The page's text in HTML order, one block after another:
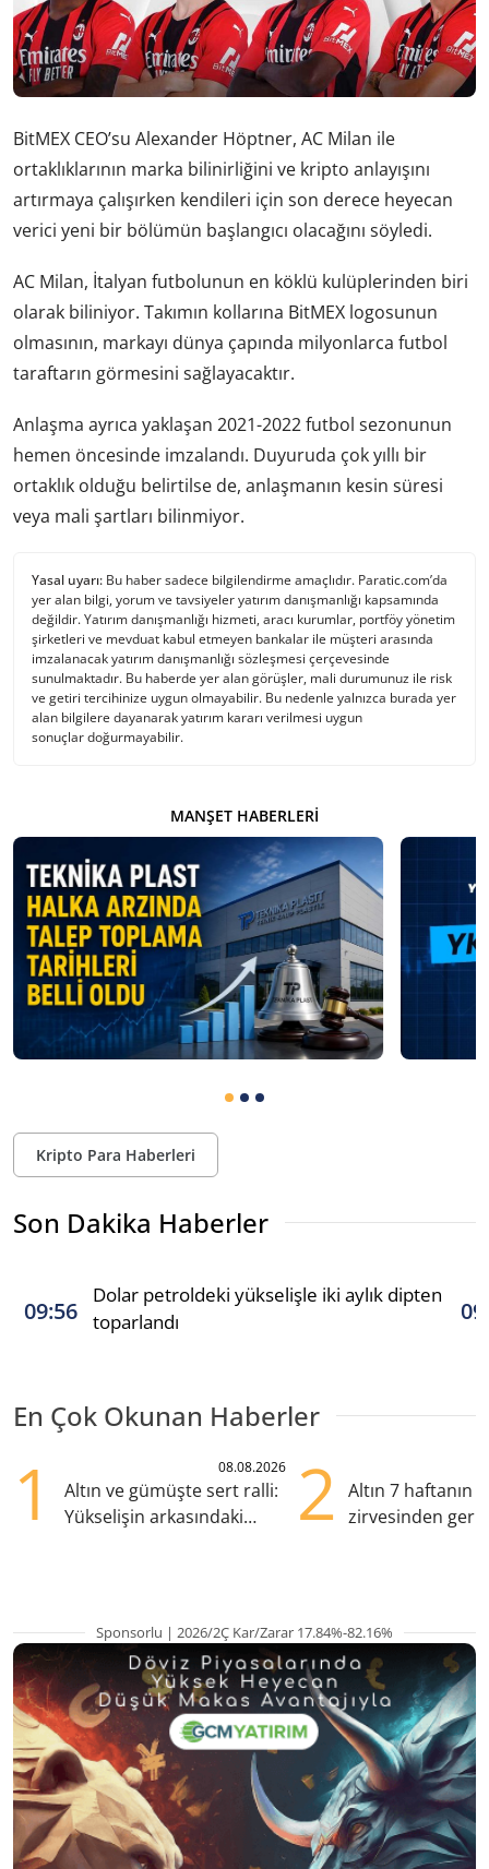
BitMEX CEO’su Alexander Höptner, AC Milan ile
ortaklıklarının marka bilinirliğini ve kripto anlayışını
artırmaya çalışırken kendileri için son derece heyecan
verici yeni bir bölümün başlangıcı olacağını söyledi.
AC Milan, İtalyan futbolunun en köklü kulüplerinden biri
olarak biliniyor. Takımın kollarına BitMEX logosunun
olmasının, markayı dünya çapında milyonlarca futbol
taraftarın görmesini sağlayacaktır.
Anlaşma ayrıca yaklaşan 2021-2022 futbol sezonunun
hemen öncesinde imzalandı. Duyuruda çok yıllı bir
ortaklık olduğu belirtilse de, anlaşmanın kesin süresi
veya mali şartları bilinmiyor.
Yasal uyarı: Bu haber sadece bilgilendirme amaçlıdır. Paratic.com’da
yer alan bilgi, yorum ve tavsiyeler yatırım danışmanlığı kapsamında
değildir. Yatırım danışmanlığı hizmeti, aracı kurumlar, portföy yönetim
şirketleri ve mevduat kabul etmeyen bankalar ile müşteri arasında
imzalanacak yatırım danışmanlığı sözleşmesi çerçevesinde
sunulmaktadır. Bu haberde yer alan görüşler, mali durumunuz ile risk
ve getiri tercihinize uygun olmayabilir. Bu nedenle yalnızca burada yer
alan bilgilere dayanarak yatırım kararı verilmesi uygun
sonuçlar doğurmayabilir.
MANŞET HABERLERI
Kripto Para Haberleri
Son Dakika Haberler
09:56
Dolar petroldeki yükselişle iki aylık dipten
toparlandı
En Çok Okunan Haberler
1 08.08.2026
Altın ve gümüşte sert ralli:
Yükselişin arkasındaki
2
Altın 7 haftanın
zirvesinden
Sponsorlu | 2026/2Ç Kar/Zarar 17.84%-82.16%